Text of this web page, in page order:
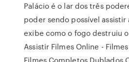
Palácio é o lar dos três
poder sendo possível
exibe como o fogo destruiu
Assistir Filmes Online -
Filmes Completos Dublados